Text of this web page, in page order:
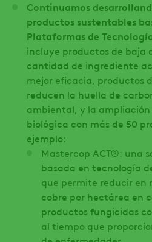
Continuamos
productos sustentables
Plataformas de
incluye productos de baja
cantidad de ingrediente
mejor eficacia, productos
reducen la huella de
ambiental, y la
biológica con más de 50
ejemplo:
Mastercop ACT®: una
basada en tecnología
que permite reducir en
cobre por hectárea en
productos fungicidas
al tiempo que